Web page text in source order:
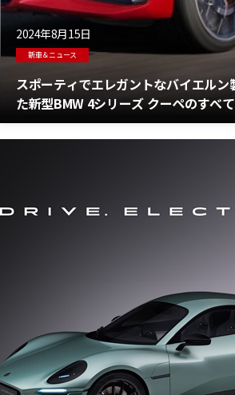
2024年8月15日
新車＆ニュース
スポーティでエレガントなバイエル
た新型BMW 4シリーズ クーペのすべ